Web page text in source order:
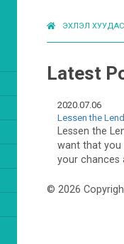
ЭХЛЭЛ ХУУДАС
Latest
2020.07.06
Lessen the
Lessen the
want that you
your chances
© 2026